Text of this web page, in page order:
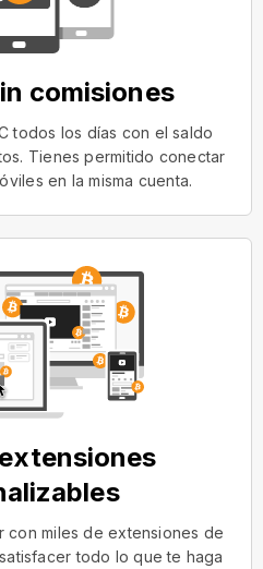
comisiones
todos los días con el saldo
Tienes permitido conectar
en la misma cuenta.
con miles de extensiones de
todo lo que te haga